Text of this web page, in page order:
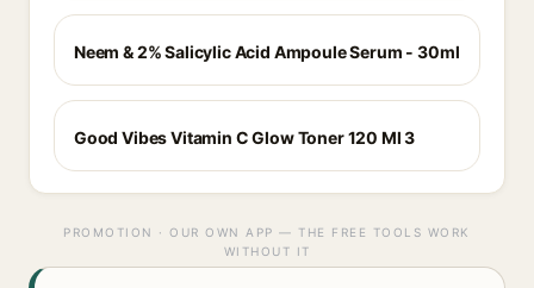
Neem & 2% Salicylic Acid Ampoule Serum - 30ml
Good Vibes Vitamin C Glow Toner 120 Ml 3
PROMOTION · OUR OWN APP — THE FREE TOOLS WORK
WITHOUT IT